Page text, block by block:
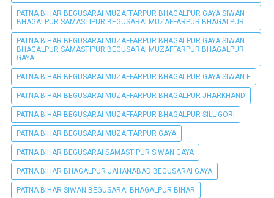
PATNA BIHAR BEGUSARAI MUZAFFARPUR BHAGALPUR GAYA SIWAN
BHAGALPUR SAMASTIPUR BEGUSARAI MUZAFFARPUR BHAGALPUR
PATNA BIHAR BEGUSARAI MUZAFFARPUR BHAGALPUR GAYA SIWAN
BHAGALPUR SAMASTIPUR BEGUSARAI MUZAFFARPUR BHAGALPUR
GAYA
PATNA BIHAR BEGUSARAI MUZAFFARPUR BHAGALPUR GAYA SIWAN E
PATNA BIHAR BEGUSARAI MUZAFFARPUR BHAGALPUR JHARKHAND
PATNA BIHAR BEGUSARAI MUZAFFARPUR BHAGALPUR SILLIGORI
PATNA BIHAR BEGUSARAI MUZAFFARPUR GAYA
PATNA BIHAR BEGUSARAI SAMASTIPUR SIWAN GAYA
PATNA BIHAR BHAGALPUR JAHANABAD BEGUSARAI GAYA
PATNA BIHAR SIWAN BEGUSARAI BHAGALPUR BIHAR